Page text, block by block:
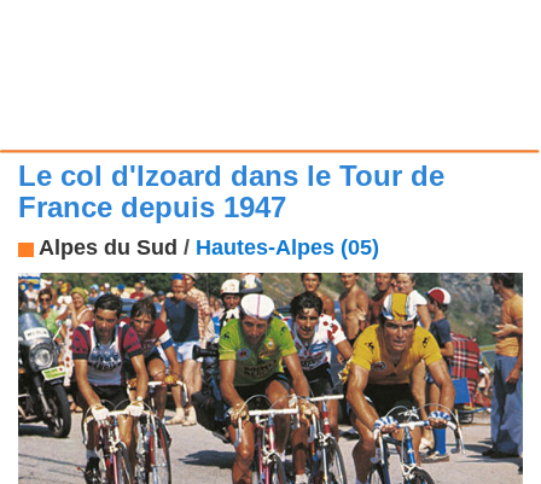
Le col d'Izoard dans le Tour de
France depuis 1947
Alpes du Sud / Hautes-Alpes (05)